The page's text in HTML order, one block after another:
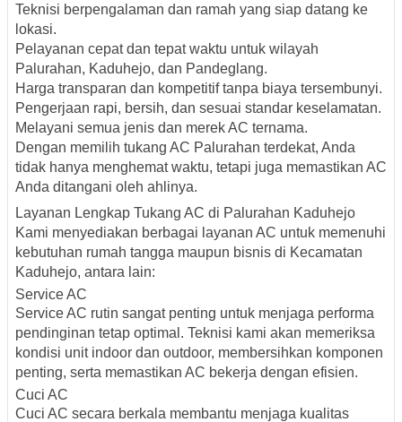
Teknisi berpengalaman dan ramah yang siap datang ke
lokasi.
Pelayanan cepat dan tepat waktu untuk wilayah
Palurahan, Kaduhejo, dan Pandeglang.
Harga transparan dan kompetitif tanpa biaya tersembunyi.
Pengerjaan rapi, bersih, dan sesuai standar keselamatan.
Melayani semua jenis dan merek AC ternama.
Dengan memilih tukang AC Palurahan terdekat, Anda
tidak hanya menghemat waktu, tetapi juga memastikan AC
Anda ditangani oleh ahlinya.
Layanan Lengkap Tukang AC di Palurahan Kaduhejo
Kami menyediakan berbagai layanan AC untuk memenuhi
kebutuhan rumah tangga maupun bisnis di Kecamatan
Kaduhejo, antara lain:
Service AC
Service AC rutin sangat penting untuk menjaga performa
pendinginan tetap optimal. Teknisi kami akan memeriksa
kondisi unit indoor dan outdoor, membersihkan komponen
penting, serta memastikan AC bekerja dengan efisien.
Cuci AC
Cuci AC secara berkala membantu menjaga kualitas